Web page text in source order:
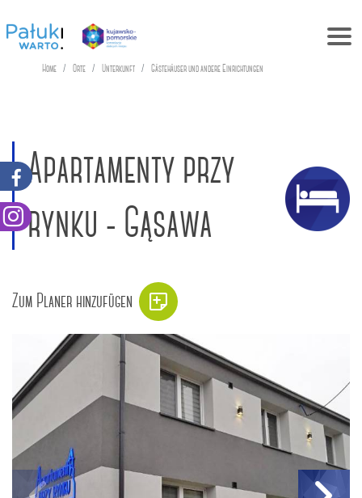
Home Orte Unterkunft Gästehäuser und andere Einrichtungen
Apartamenty przy
rynku - Gąsawa
Zum Planer hinzufügen